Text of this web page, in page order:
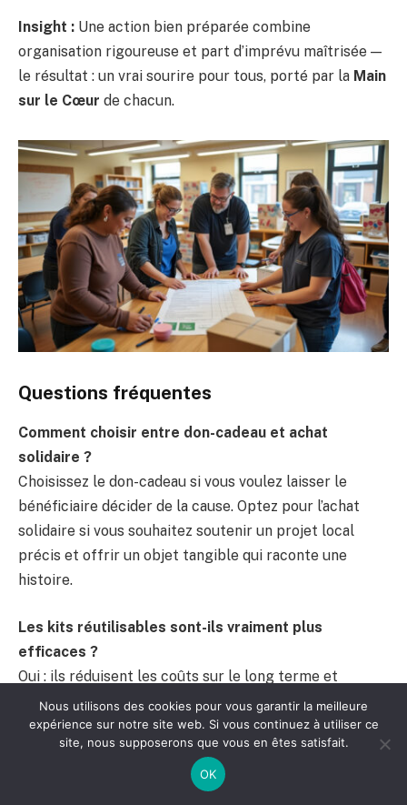
Insight : Une action bien préparée combine
organisation rigoureuse et part d’imprévu maîtrisée —
le résultat : un vrai sourire pour tous, porté par la Main
sur le Cœur de chacun.
Questions fréquentes
Comment choisir entre don-cadeau et achat
solidaire ?
Choisissez le don-cadeau si vous voulez laisser le
bénéficiaire décider de la cause. Optez pour l’achat
solidaire si vous souhaitez soutenir un projet local
précis et offrir un objet tangible qui raconte une
histoire.
Les kits réutilisables sont-ils vraiment plus
efficaces ?
Oui : ils réduisent les coûts sur le long terme et
respectent les contraintes sanitaires quand ils sont
conçus pour l’être (plastification, matériaux faciles à
désinfecter). Ils favorisent aussi la durabilité et
Nous utilisons des cookies pour vous garantir la meilleure
expérience sur notre site web. Si vous continuez à utiliser ce
site, nous supposerons que vous en êtes satisfait.
OK